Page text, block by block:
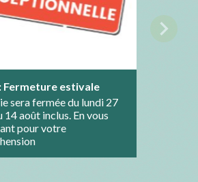
Fermeture estivale
sera fermée du lundi 27
14 août inclus. En vous
pour votre
chevron_right